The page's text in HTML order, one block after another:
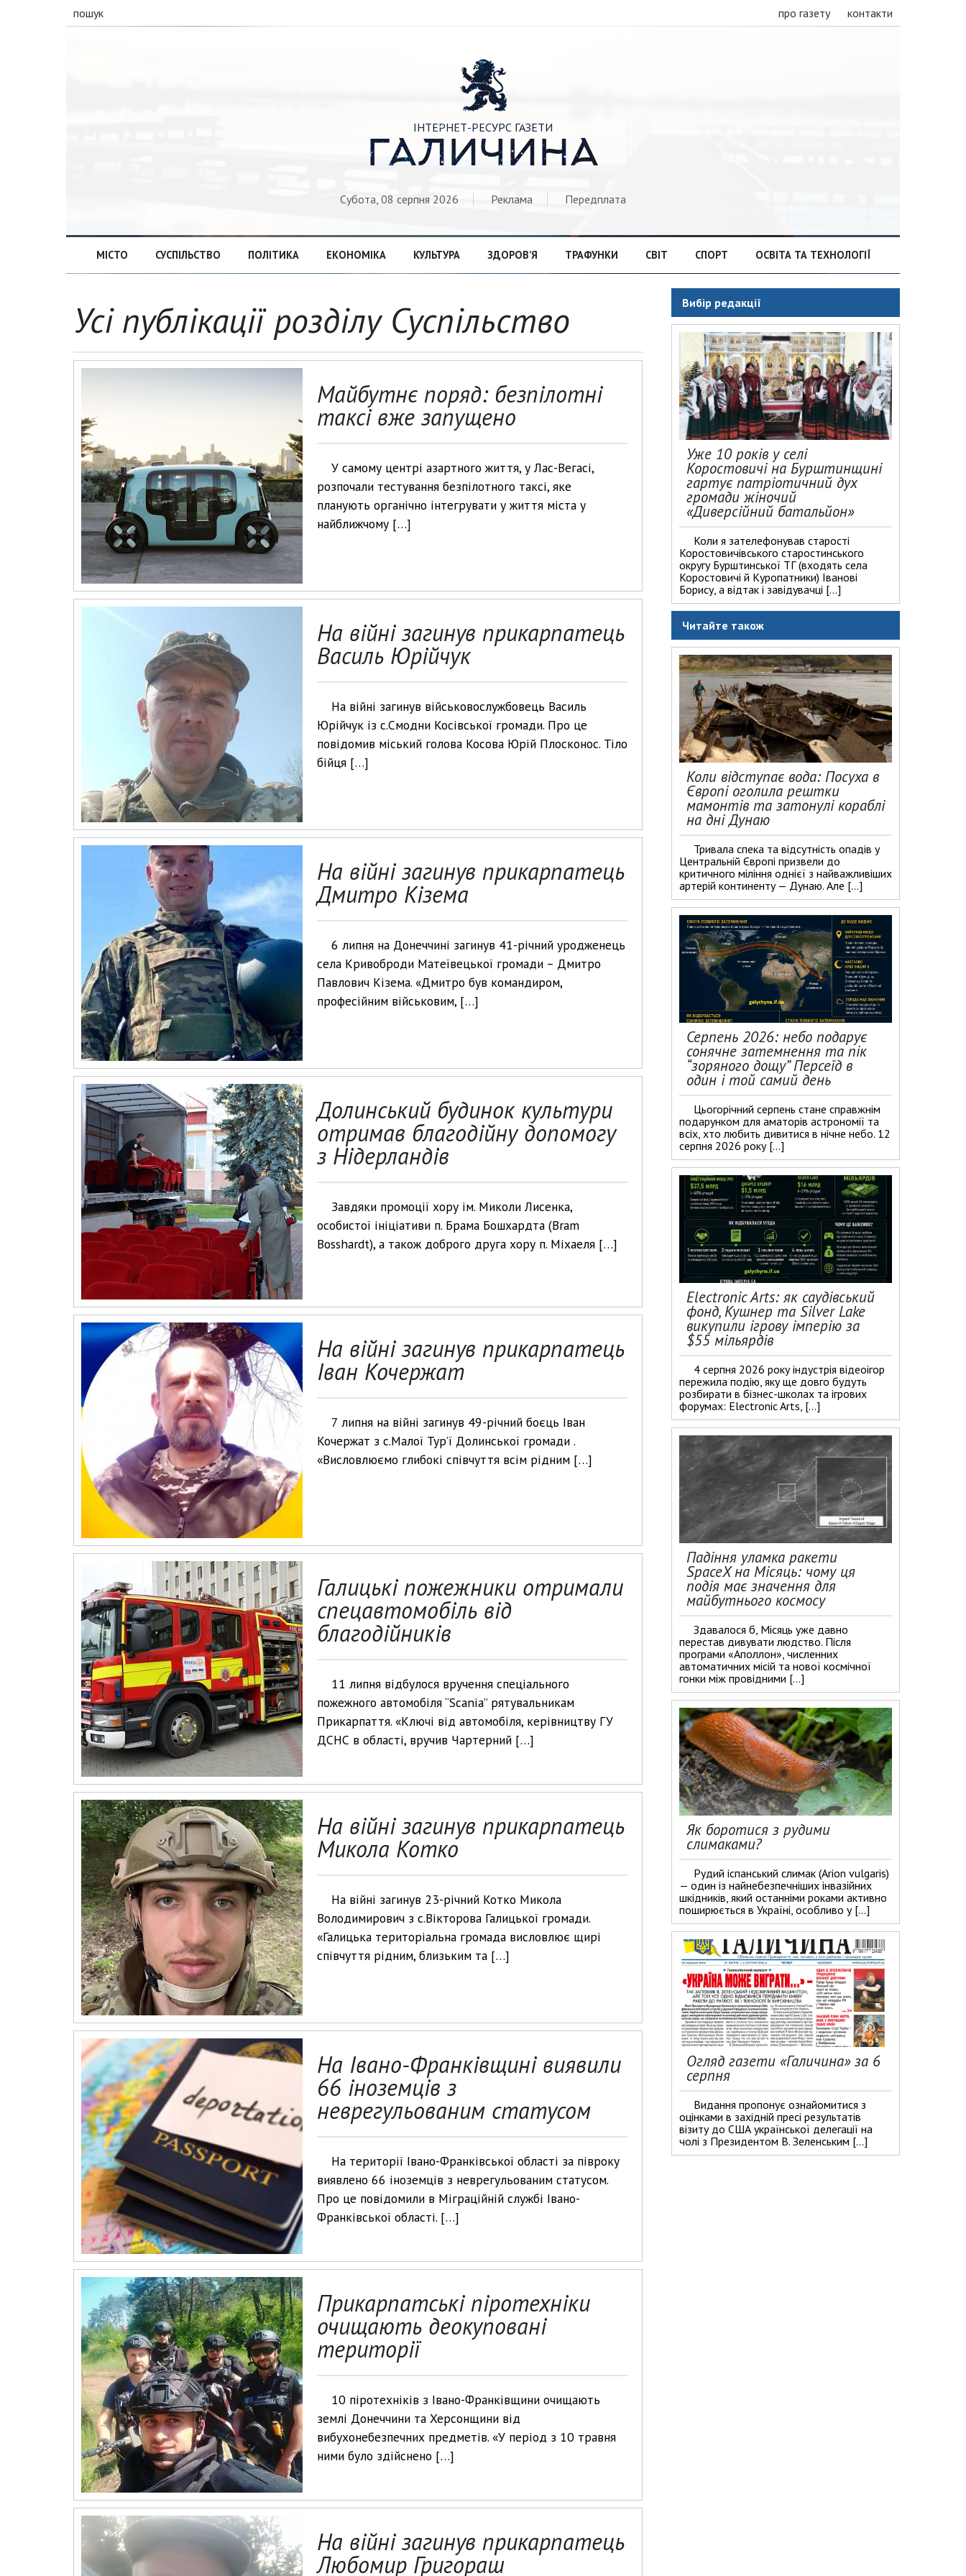
пошук про газету контакти

ІНТЕРНЕТ-РЕСУРС ГАЗЕТИ
ГАЛИЧИНА
Субота, 08 серпня 2026 Реклама Передплата
МІСТО СУСПІЛЬСТВО ПОЛІТИКА ЕКОНОМІКА КУЛЬТУРА ЗДОРОВ’Я ТРАФУНКИ СВІТ СПОРТ ОСВІТА ТА ТЕХНОЛОГІЇ
Усі публікації розділу Суспільство
Майбутнє поряд: безпілотні
таксі вже запущено
У самому центрі азартного життя, у Лас-Вегасі,
розпочали тестування безпілотного таксі, яке
планують органічно інтегрувати у життя міста у
найближчому […]
На війні загинув прикарпатець
Василь Юрійчук
На війні загинув військовослужбовець Василь
Юрійчук із с.Смодни Косівської громади. Про це
повідомив міський голова Косова Юрій Плосконос. Тіло
бійця […]
На війні загинув прикарпатець
Дмитро Кізема
6 липня на Донеччині загинув 41-річний уродженець
села Кривоброди Матеївецької громади – Дмитро
Павлович Кізема. «Дмитро був командиром,
професійним військовим, […]
Долинський будинок культури
отримав благодійну допомогу
з Нідерландів
Завдяки промоції хору ім. Миколи Лисенка,
особистої ініціативи п. Брама Бошхардта (Bram
Bosshardt), а також доброго друга хору п. Міхаеля […]
На війні загинув прикарпатець
Іван Кочержат
7 липня на війні загинув 49-річний боєць Іван
Кочержат з с.Малої Тур’ї Долинської громади .
«Висловлюємо глибокі співчуття всім рідним […]
Галицькі пожежники отримали
спецавтомобіль від
благодійників
11 липня відбулося вручення спеціального
пожежного автомобіля “Scania” рятувальникам
Прикарпаття. «Ключі від автомобіля, керівництву ГУ
ДСНС в області, вручив Чартерний […]
На війні загинув прикарпатець
Микола Котко
На війні загинув 23-річний Котко Микола
Володимирович з с.Вікторова Галицької громади.
«Галицька територіальна громада висловлює щирі
співчуття рідним, близьким та […]
На Івано-Франківщині виявили
66 іноземців з
неврегульованим статусом
На території Івано-Франківської області за півроку
виявлено 66 іноземців з неврегульованим статусом.
Про це повідомили в Міграційній службі Івано-
Франківської області. […]
Прикарпатські піротехніки
очищають деокуповані
території
10 піротехніків з Івано-Франківщини очищають
землі Донеччини та Херсонщини від
вибухонебезпечних предметів. «У період з 10 травня
ними було здійснено […]
На війні загинув прикарпатець
Любомир Григораш
Вибір редакції
Уже 10 років у селі
Коростовичі на Бурштинщині
гартує патріотичний дух
громади жіночий
«Диверсійний батальйон»
Коли я зателефонував старості
Коростовичівського старостинського
округу Бурштинської ТГ (входять села
Коростовичі й Куропатники) Іванові
Борису, а відтак і завідувачці […]
Читайте також
Коли відступає вода: Посуха в
Європі оголила рештки
мамонтів та затонулі кораблі
на дні Дунаю
Тривала спека та відсутність опадів у
Центральній Європі призвели до
критичного міління однієї з найважливіших
артерій континенту — Дунаю. Але […]
Серпень 2026: небо подарує
сонячне затемнення та пік
“зоряного дощу” Персеїд в
один і той самий день
Цьогорічний серпень стане справжнім
подарунком для аматорів астрономії та
всіх, хто любить дивитися в нічне небо. 12
серпня 2026 року […]
Electronic Arts: як саудівський
фонд, Кушнер та Silver Lake
викупили ігрову імперію за
$55 мільярдів
4 серпня 2026 року індустрія відеоігор
пережила подію, яку ще довго будуть
розбирати в бізнес-школах та ігрових
форумах: Electronic Arts, […]
Падіння уламка ракети
SpaceX на Місяць: чому ця
подія має значення для
майбутнього космосу
Здавалося б, Місяць уже давно
перестав дивувати людство. Після
програми «Аполлон», численних
автоматичних місій та нової космічної
гонки між провідними […]
Як боротися з рудими
слимаками?
Рудий іспанський слимак (Arion vulgaris)
— один із найнебезпечніших інвазійних
шкідників, який останніми роками активно
поширюється в Україні, особливо у […]
Огляд газети «Галичина» за 6
серпня
Видання пропонує ознайомитися з
оцінками в західній пресі результатів
візиту до США української делегації на
чолі з Президентом В. Зеленським […]